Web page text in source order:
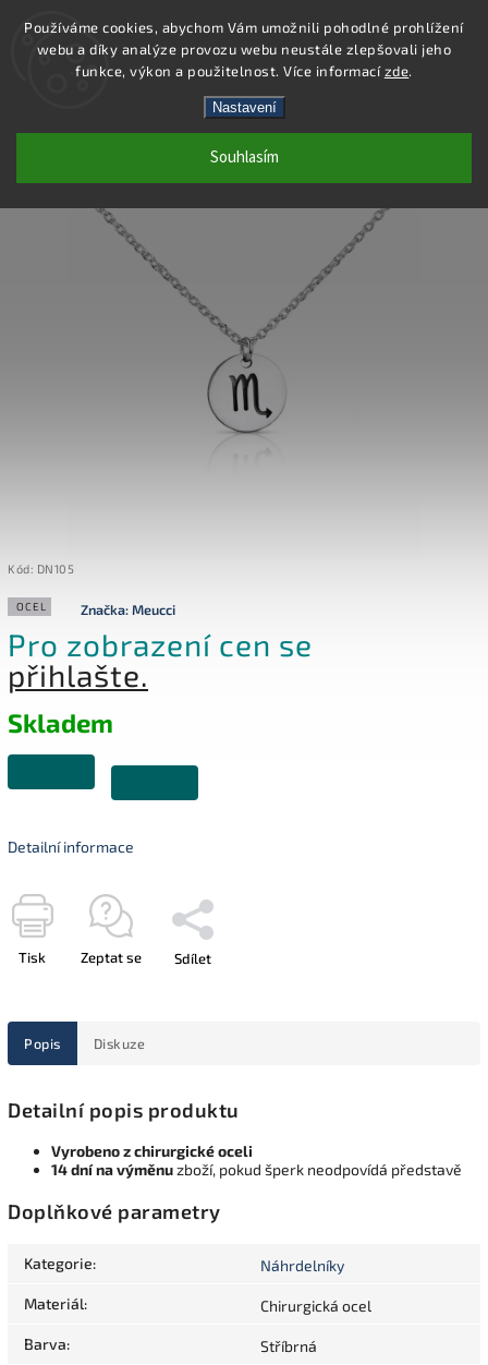
Používáme cookies, abychom Vám umožnili pohodlné prohlížení
webu a díky analýze provozu webu neustále zlepšovali jeho
funkce, výkon a použitelnost. Více informacízde.
Nastavení
Souhlasím
Hledat
DN105 - NÁHRDELNÍK OCEL
Kód: DN105
OCEL Značka:Meucci
Pro zobrazení cen se
přihlašte.
Skladem
Detailní informace
Tisk Zeptat se Sdílet
Popis Diskuze
Detailní popis produktu
Vyrobeno z chirurgické oceli
14 dní na výměnuzboží, pokud šperk neodpovídá představě
Doplňkové parametry
Kategorie: Náhrdelníky
Materiál: Chirurgická ocel
Barva: Stříbrná